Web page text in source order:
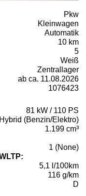
Pkw
Kleinwagen
Automatik
10 km
5
Weiß
Zentrallager
ab ca. 11.08.2026
1076423
81 kW / 110 PS
Hybrid (Benzin/Elektro)
1.199 cm³
1 (None)
5,1 l/100km
116 g/km
D